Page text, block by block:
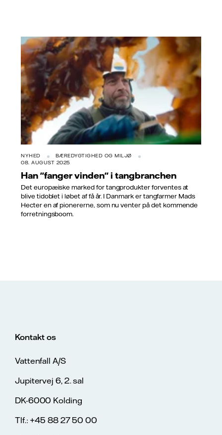
NYHED
BÆREDYGTIGHED OG MILJØ
08. AUGUST 2025
Han "fanger vinden" i tangbranchen
Det europæiske marked for tangprodukter forventes at
blive tidoblet i løbet af få år. I Danmark er tangfarmer Mads
Hecter en af pionererne, som nu venter på det kommende
forretningsboom.
Kontakt os
Vattenfall A/S
Jupitervej 6, 2. sal
DK-6000 Kolding
Tlf.: +45 88 27 50 00